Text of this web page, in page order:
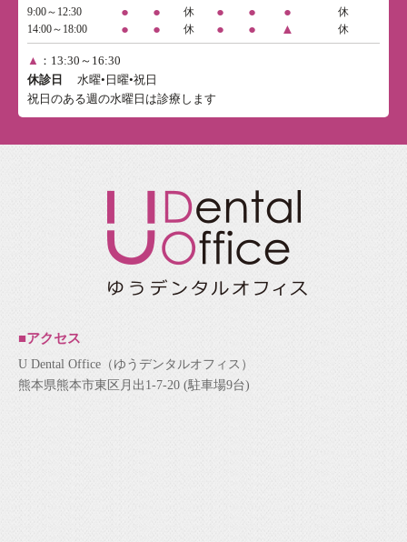
9:00～12:30 ● ● 休 ● ● ●
休
14:00～18:00
● ● 休 ● ● ▲ 休
▲ ：13:30～16:30
休診日
水曜•日曜•祝日
祝日のある週の水曜日は診療します
■アクセス
U Dental Office（ゆうデンタルオフィス）
熊本県熊本市東区月出1-7-20 (駐車場9台)